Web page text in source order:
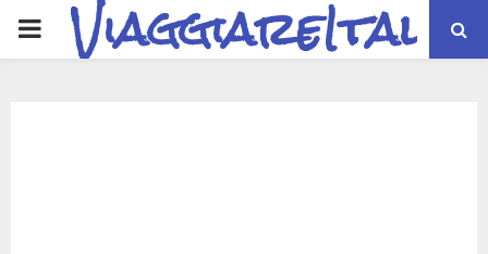
PRIMARYViaggiareItalia